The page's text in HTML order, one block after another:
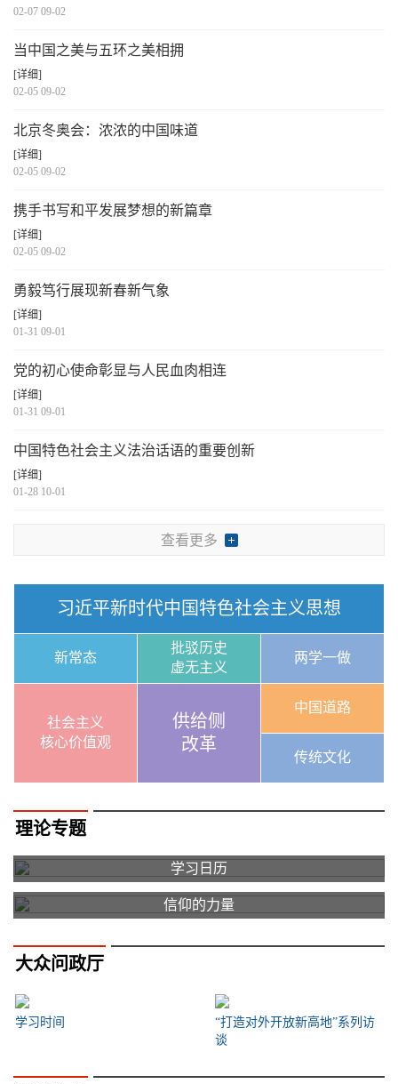
02-07 09-02
当中国之美与五环之美相拥
[详细]
02-05 09-02
北京冬奥会：浓浓的中国味道
[详细]
02-05 09-02
携手书写和平发展梦想的新篇章
[详细]
02-05 09-02
勇毅笃行展现新春新气象
[详细]
01-31 09-01
党的初心使命彰显与人民血肉相连
[详细]
01-31 09-01
中国特色社会主义法治话语的重要创新
[详细]
01-28 10-01
查看更多
习近平新时代中国特色社会主义思想
新常态
批驳历史
虚无主义
两学一做
社会主义
核心价值观
供给侧
改革
中国道路
传统文化
理论专题
学习日历
信仰的力量
大众问政厅
学习时间
“打造对外开放新高地”系列访
谈